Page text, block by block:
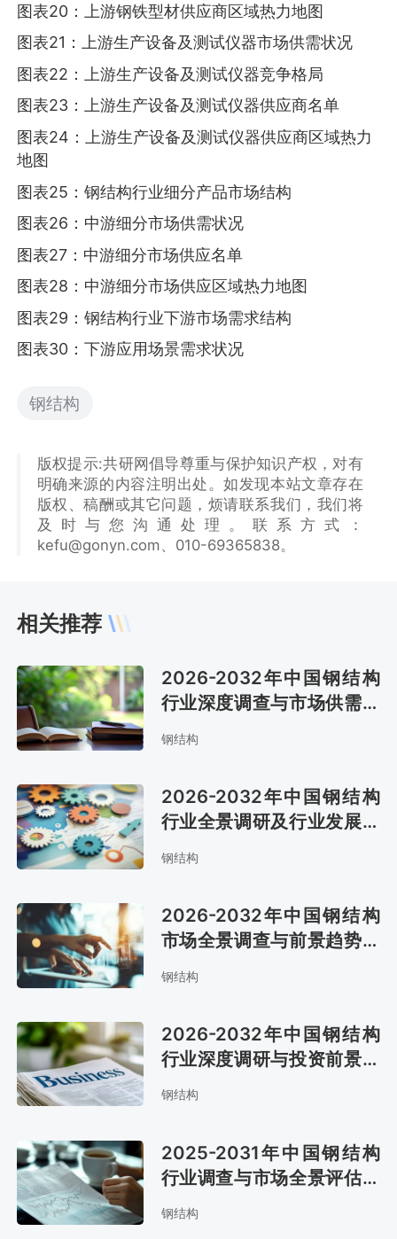
图表20：上游钢铁型材供应商区域热力地图
图表21：上游生产设备及测试仪器市场供需状况
图表22：上游生产设备及测试仪器竞争格局
图表23：上游生产设备及测试仪器供应商名单
图表24：上游生产设备及测试仪器供应商区域热力
地图
图表25：钢结构行业细分产品市场结构
图表26：中游细分市场供需状况
图表27：中游细分市场供应名单
图表28：中游细分市场供应区域热力地图
图表29：钢结构行业下游市场需求结构
图表30：下游应用场景需求状况
钢结构
版权提示:共研网倡导尊重与保护知识产权，对有
明确来源的内容注明出处。如发现本站文章存在
版权、稿酬或其它问题，烦请联系我们，我们将
及时与您沟通处理。联系方式：
kefu@gonyn.com、010-69365838。
相关推荐
2026-2032年中国钢结构
行业深度调查与市场供需预
测报告
钢结构
2026-2032年中国钢结构
行业全景调研及行业发展趋
势报告
钢结构
2026-2032年中国钢结构
市场全景调查与前景趋势报
钢结构
2026-2032年中国钢结构
行业深度调研与投资前景预
测报告
钢结构
2025-2031年中国钢结构
行业调查与市场全景评估报
钢结构